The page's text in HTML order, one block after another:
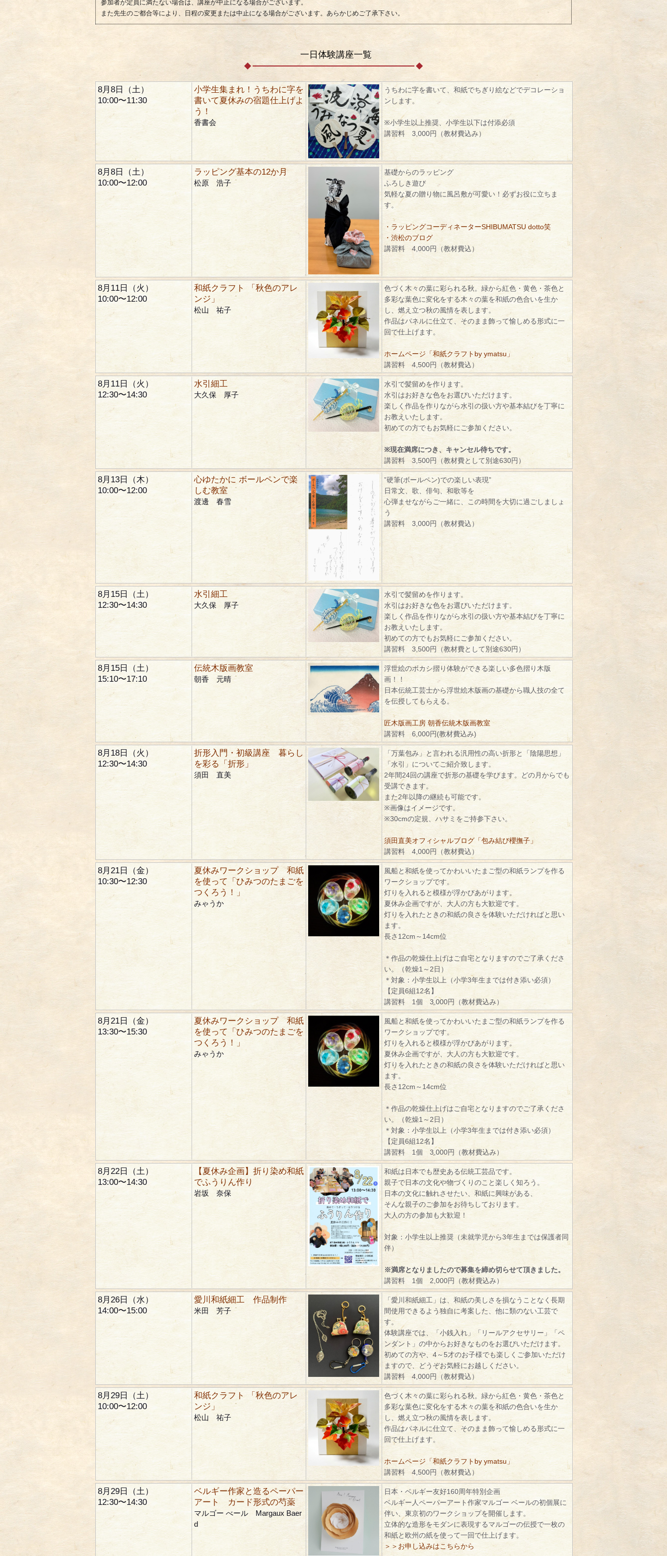
参加者が定員に満たない場合は、講座が中止になる場合がございます。
また先生のご都合等により、日程の変更または中止になる場合がございます。あらかじめご了承下さい。
一日体験講座一覧
8月8日（土）
10:00〜11:30
小学生集まれ！うちわに字を
書いて夏休みの宿題仕上げよ
う！
香書会
うちわに字を書いて、和紙でちぎり絵などでデコレーショ
ンします。
※小学生以上推奨、小学生以下は付添必須
講習料 3,000円（教材費込み）
8月8日（土）
10:00〜12:00
ラッピング基本の12か月
松原 浩子
基礎からのラッピング
ふろしき遊び
気軽な夏の贈り物に風呂敷が可愛い！必ずお役に立ちま
す。
・ラッピングコーディネーターSHIBUMATSU dotto笑
・渋松のブログ
講習料 4,000円（教材費込）
8月11日（火）
10:00〜12:00
和紙クラフト 「秋色のアレ
ンジ」
松山 祐子
色づく木々の葉に彩られる秋。緑から紅色・黄色・茶色と
多彩な葉色に変化をする木々の葉を和紙の色合いを生か
し、燃え立つ秋の風情を表します。
作品はパネルに仕立て、そのまま飾って愉しめる形式に一
回で仕上げます。
ホームページ「和紙クラフトby ymatsu」
講習料 4,500円（教材費込）
8月11日（火）
12:30〜14:30
水引細工
大久保 厚子
水引で髪留めを作ります。
水引はお好きな色をお選びいただけます。
楽しく作品を作りながら水引の扱い方や基本結びを丁寧に
お教えいたします。
初めての方でもお気軽にご参加ください。
※現在満席につき、キャンセル待ちです。
講習料 3,500円（教材費として別途630円）
8月13日（木）
10:00〜12:00
心ゆたかに ボールペンで楽
しむ教室
渡邊 春雪
”硬筆(ボールペン)での楽しい表現”
日常文、歌、俳句、和歌等を
心弾ませながらご一緒に、この時間を大切に過ごしましょ
う
講習料 3,000円（教材費込）
8月15日（土）
12:30〜14:30
水引細工
大久保 厚子
水引で髪留めを作ります。
水引はお好きな色をお選びいただけます。
楽しく作品を作りながら水引の扱い方や基本結びを丁寧に
お教えいたします。
初めての方でもお気軽にご参加ください。
講習料 3,500円（教材費として別途630円）
8月15日（土）
15:10〜17:10
伝統木版画教室
朝香 元晴
浮世絵のボカシ摺り体験ができる楽しい多色摺り木版
画！！
日本伝統工芸士から浮世絵木版画の基礎から職人技の全て
を伝授してもらえる。
匠木版画工房 朝香伝統木版画教室
講習料 6,000円(教材費込み)
8月18日（火）
12:30〜14:30
折形入門・初級講座 暮らし
を彩る「折形」
須田 直美
「万葉包み」と言われる汎用性の高い折形と「陰陽思想」
「水引」についてご紹介致します。
2年間24回の講座で折形の基礎を学びます。どの月からでも
受講できます。
また2年以降の継続も可能です。
※画像はイメージです。
※30cmの定規、ハサミをご持参下さい。
須田直美オフィシャルブログ「包み結び櫻撫子」
講習料 4,000円（教材費込）
8月21日（金）
10:30〜12:30
夏休みワークショップ 和紙
を使って「ひみつのたまごを
つくろう！」
みゃうか
風船と和紙を使ってかわいいたまご型の和紙ランプを作る
ワークショップです。
灯りを入れると模様が浮かびあがります。
夏休み企画ですが、大人の方も大歓迎です。
灯りを入れたときの和紙の良さを体験いただければと思い
ます。
長さ12cm～14cm位
＊作品の乾燥仕上げはご自宅となりますのでご了承くださ
い。（乾燥1～2日）
＊対象：小学生以上（小学3年生までは付き添い必須）
【定員6組12名】
講習料 1個 3,000円（教材費込み）
8月21日（金）
13:30〜15:30
夏休みワークショップ 和紙
を使って「ひみつのたまごを
つくろう！」
みゃうか
風船と和紙を使ってかわいいたまご型の和紙ランプを作る
ワークショップです。
灯りを入れると模様が浮かびあがります。
夏休み企画ですが、大人の方も大歓迎です。
灯りを入れたときの和紙の良さを体験いただければと思い
ます。
長さ12cm～14cm位
＊作品の乾燥仕上げはご自宅となりますのでご了承くださ
い。（乾燥1～2日）
＊対象：小学生以上（小学3年生までは付き添い必須）
【定員6組12名】
講習料 1個 3,000円（教材費込み）
8月22日（土）
13:00〜14:30
【夏休み企画】折り染め和紙
でふうりん作り
岩坂 奈保
和紙は日本でも歴史ある伝統工芸品です。
親子で日本の文化や物づくりのこと楽しく知ろう。
日本の文化に触れさせたい、和紙に興味がある、
そんな親子のご参加をお待ちしております。
大人の方の参加も大歓迎！
対象：小学生以上推奨（未就学児から3年生までは保護者同
伴）
※満席となりましたので募集を締め切らせて頂きました。
講習料 1個 2,000円（教材費込み）
8月26日（水）
14:00〜15:00
愛川和紙細工 作品制作
米田 芳子
「愛川和紙細工」は、和紙の美しさを損なうことなく長期
間使用できるよう独自に考案した、他に類のない工芸で
す。
体験講座では、「小銭入れ」「リールアクセサリー」「ペ
ンダント」の中からお好きなものをお選びいただけます。
初めての方や、4～5才のお子様でも楽しくご参加いただけ
ますので、どうぞお気軽にお越しください。
講習料 4,000円（教材費込）
8月29日（土）
10:00〜12:00
和紙クラフト 「秋色のアレ
ンジ」
松山 祐子
色づく木々の葉に彩られる秋。緑から紅色・黄色・茶色と
多彩な葉色に変化をする木々の葉を和紙の色合いを生か
し、燃え立つ秋の風情を表します。
作品はパネルに仕立て、そのまま飾って愉しめる形式に一
回で仕上げます。
ホームページ「和紙クラフトby ymatsu」
講習料 4,500円（教材費込）
8月29日（土）
12:30〜14:30
ベルギー作家と造るペーパー
アート カード形式の芍薬
マルゴー べール Margaux Baer
d
日本・ベルギー友好160周年特別企画
ベルギー人ペーパーアート作家マルゴー ベールの初個展に
伴い、東京初のワークショップを開催します。
立体的な造形をモダンに表現するマルゴーの伝授で一枚の
和紙と欧州の紙を使って一回で仕上げます。
＞＞お申し込みはこちらから